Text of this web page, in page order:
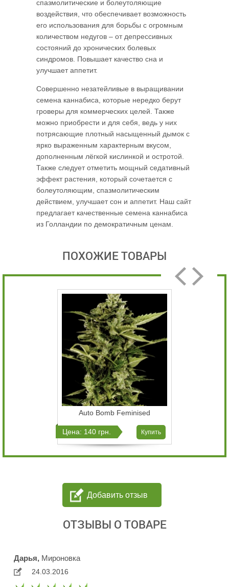
спазмолитические и болеутоляющие
воздействия, что обеспечивает возможность
его использования для борьбы с огромным
количеством недугов – от депрессивных
состояний до хронических болевых
синдромов. Повышает качество сна и
улучшает аппетит.
Совершенно незатейливые в выращивании
семена каннабиса, которые нередко берут
гроверы для коммерческих целей. Также
можно приобрести и для себя, ведь у них
потрясающие плотный насыщенный дымок с
ярко выраженным характерным вкусом,
дополненным лёгкой кислинкой и остротой.
Также следует отметить мощный седативный
эффект растения, который сочетается с
болеутоляющим, спазмолитическим
действием, улучшает сон и аппетит. Наш сайт
предлагает качественные семена каннабиса
из Голландии по демократичным ценам.
ПОХОЖИЕ ТОВАРЫ
Auto Bomb Feminised
Цена: 140 грн. Купить
ОТЗЫВЫ О ТОВАРЕ
Добавить отзыв
Дарья,Мироновка
24.03.2016